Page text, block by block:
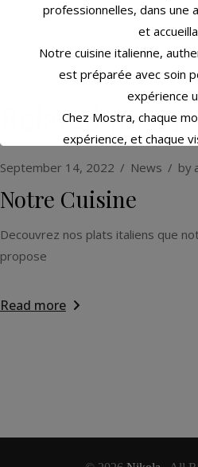
Related posts
September 14, 2022 News by
Notre Cuisine
Decouvrez nos plats italiens que
propose
Read more
professionnelles, dans une
et
Notre cuisine italienne,
est préparée avec soin
expérience
Chez Mostra, chaque
expérience, et chaque
partager.
+352